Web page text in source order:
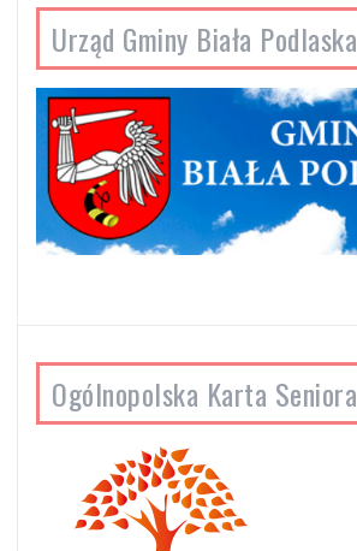
Urząd Gminy Biała Podlaska
Ogólnopolska Karta Seniora